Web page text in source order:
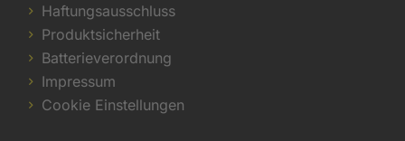
Haftungsausschluss
Produktsicherheit
Batterieverordnung
Impressum
Cookie Einstellungen